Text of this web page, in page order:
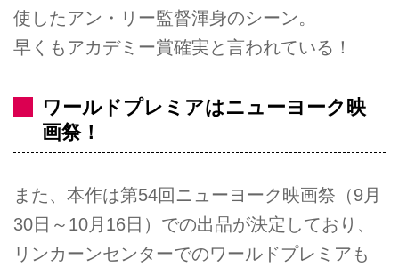
使したアン・リー監督渾身のシーン。
早くもアカデミー賞確実と言われている！
ワールドプレミアはニューヨーク映
画祭！
また、本作は第54回ニューヨーク映画祭（9月
30日～10月16日）での出品が決定しており、
リンカーンセンターでのワールドプレミアも